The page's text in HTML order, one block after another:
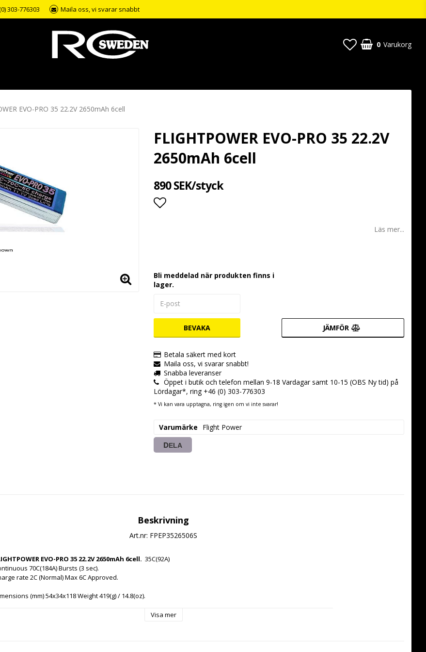
303-776303 Maila oss, vi svarar snabbt
0 Varukorg
EVO-PRO 35 22.2V 2650mAh 6cell
FLIGHTPOWER EVO-PRO 35 22.2V
2650mAh 6cell
890 SEK/styck
Läs mer...
Bli meddelad när produkten finns i
lager.
BEVAKA JÄMFÖR
Betala säkert med kort
Maila oss, vi svarar snabbt!
Snabba leveranser
Öppet i butik och telefon mellan 9-18 Vardagar samt 10-15 (OBS Ny tid) på
Lördagar*, ring +46 (0) 303-776303
* Vi kan vara upptagna, ring igen om vi inte svarar!
Varumärke Flight Power
DELA
Beskrivning
Art.nr: FPEP3526506S
EVO-PRO 35 22.2V 2650mAh 6cell. 35C(92A)
70C(184A) Bursts (3 sec).
rate 2C (Normal) Max 6C Approved.
(mm) 54x34x118 Weight 419(g) / 14.8(oz).
with new 'normalised' FlightPower black JST-XH Visa mer